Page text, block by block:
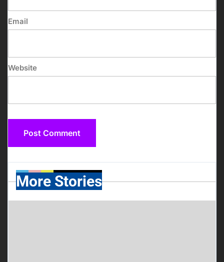
Email
Website
More Stories